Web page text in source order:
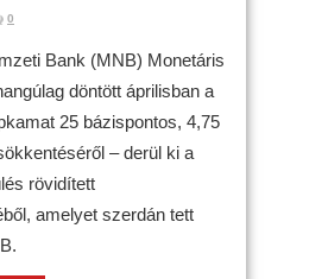
0
Bank (MNB) Monetáris
döntött áprilisban a
25 bázispontos, 4,75
– derül ki a
rövidített
amelyet szerdán tett